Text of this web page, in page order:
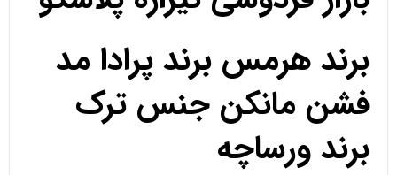
برند هرمس برند پرادا مد
فشن مانکن جنس ترک
برند ورساچه